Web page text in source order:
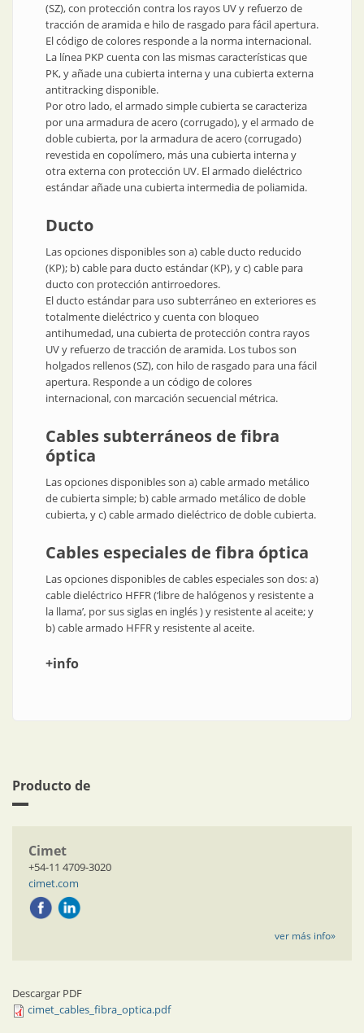
(SZ), con protección contra los rayos UV y refuerzo de
tracción de aramida e hilo de rasgado para fácil apertura.
El código de colores responde a la norma internacional.
La línea PKP cuenta con las mismas características que
PK, y añade una cubierta interna y una cubierta externa
antitracking disponible.
Por otro lado, el armado simple cubierta se caracteriza
por una armadura de acero (corrugado), y el armado de
doble cubierta, por la armadura de acero (corrugado)
revestida en copolímero, más una cubierta interna y
otra externa con protección UV. El armado dieléctrico
estándar añade una cubierta intermedia de poliamida.
Ducto
Las opciones disponibles son a) cable ducto reducido
(KP); b) cable para ducto estándar (KP), y c) cable para
ducto con protección antirroedores.
El ducto estándar para uso subterráneo en exteriores es
totalmente dieléctrico y cuenta con bloqueo
antihumedad, una cubierta de protección contra rayos
UV y refuerzo de tracción de aramida. Los tubos son
holgados rellenos (SZ), con hilo de rasgado para una fácil
apertura. Responde a un código de colores
internacional, con marcación secuencial métrica.
Cables subterráneos de fibra
óptica
Las opciones disponibles son a) cable armado metálico
de cubierta simple; b) cable armado metálico de doble
cubierta, y c) cable armado dieléctrico de doble cubierta.
Cables especiales de fibra óptica
Las opciones disponibles de cables especiales son dos: a)
cable dieléctrico HFFR (‘libre de halógenos y resistente a
la llama’, por sus siglas en inglés ) y resistente al aceite; y
b) cable armado HFFR y resistente al aceite.
+info
Producto de
Cimet
+54-11 4709-3020
cimet.com
ver más info»
Descargar PDF
cimet_cables_fibra_optica.pdf